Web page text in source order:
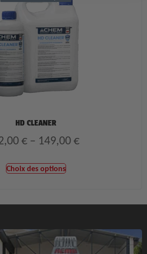
HD CLEANER
€ – 149,00€
Choix des options